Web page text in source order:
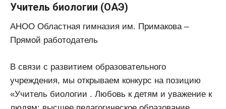
Учитель биологии (ОАЭ)
АНОО Областная гимназия им. Примакова –
Прямой работодатель
В связи с развитием образовательного
учреждения, мы открываем конкурс на позицию
«Учитель биологии . Любовь к детям и уважение к